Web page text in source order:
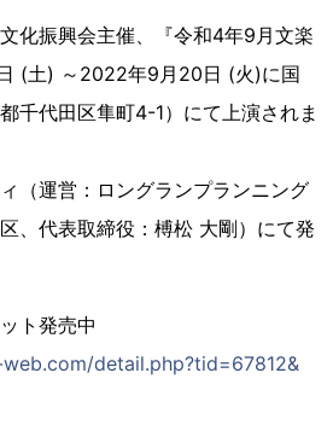
化振興会主催、『令和4年9月文楽
(土) ～2022年9月20日 (火)に国
千代田区隼町4-1）にて上演されま
（運営：ロングランプランニング
、代表取締役：榑松 大剛）にて発
ト発売中
detail.php?tid=67812&